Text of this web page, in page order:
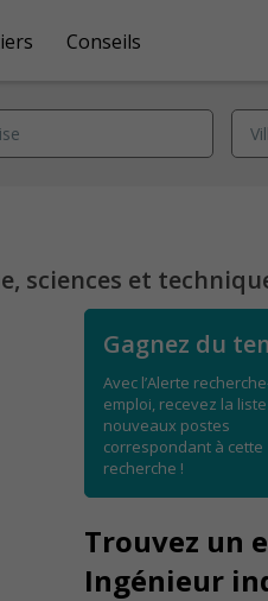
Conseils
sciences et
Gagnez du
Avec l’Alerte
emploi, recevez la
nouveaux postes
correspondant à cette
recherche !
Trouvez un
Ingénieur